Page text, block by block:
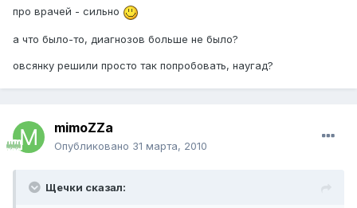
про врачей - сильно
а что было-то, диагнозов больше не было?
овсянку решили просто так попробовать, наугад?
mimoZZa
Опубликовано 31 марта, 2010
Щечки сказал: